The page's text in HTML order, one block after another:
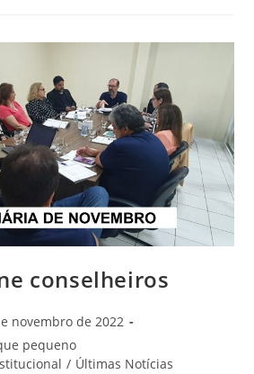
CRAs
conselheiros
novembro de 2022
pequeno
/ Últimas Notícias